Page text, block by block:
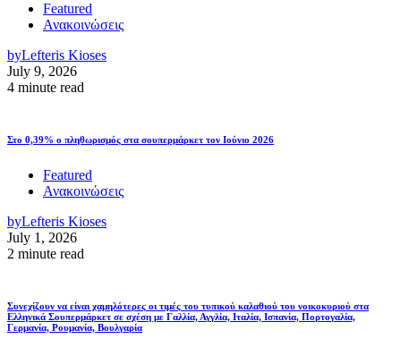
Featured
Ανακοινώσεις
byLefteris Kioses
July 9, 2026
4 minute read
Στο 0,39% ο πληθωρισμός στα σουπερμάρκετ τον Ιούνιο 2026
Featured
Ανακοινώσεις
byLefteris Kioses
July 1, 2026
2 minute read
Συνεχίζουν να είναι χαμηλότερες οι τιμές του τυπικού καλαθιού του νοικοκυριού στα
Ελληνικά Σουπερμάρκετ σε σχέση με Γαλλία, Αγγλία, Ιταλία, Ισπανία, Πορτογαλία,
Γερμανία, Ρουμανία, Βουλγαρία